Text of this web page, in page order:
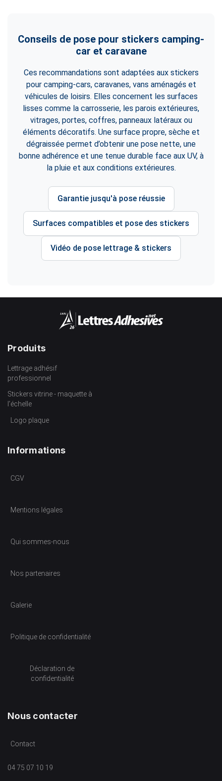
Conseils de pose pour stickers camping-
car et caravane
Ces recommandations sont adaptées aux stickers
pour camping-cars, caravanes, vans aménagés et
véhicules de loisirs. Elles concernent les surfaces
lisses comme la carrosserie, les parois extérieures,
vitrages, portes, coffres, panneaux latéraux ou
éléments décoratifs. Une surface propre, sèche et
dégraissée permet d’obtenir une pose nette, une
bonne adhérence et une tenue durable face aux UV, à
la pluie et aux conditions extérieures.
Garantie jusqu'à pose réussie
Surfaces compatibles et pose des stickers
Vidéo de pose lettrage & stickers
Produits
Lettrage adhésif
professionnel
Stickers vitrine - maquette à
l’échelle
Logo plaque
Informations
CGV
Mentions légales
Qui sommes-nous
Nos partenaires
Galerie
Politique de confidentialité
Déclaration de
confidentialité
Nous contacter
Contact
04 75 07 10 19